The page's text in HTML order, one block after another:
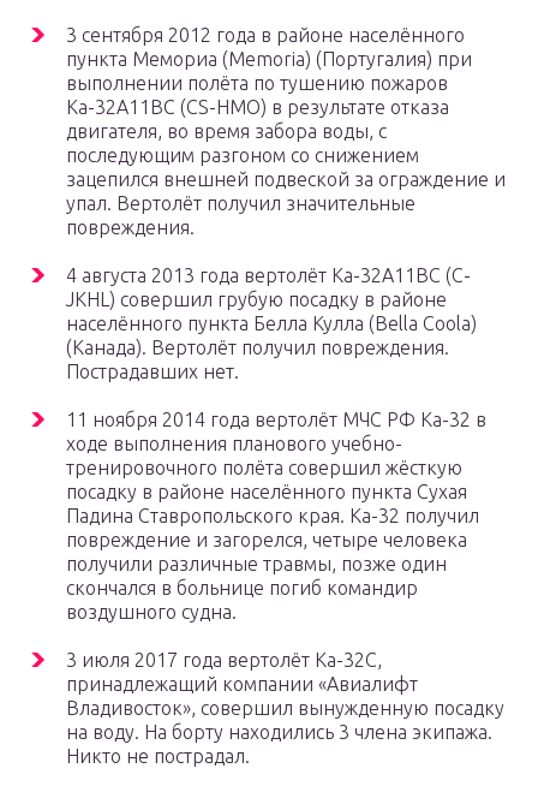
3 сентября 2012 года в районе населённого
пункта Мемориа (Memoria) (Португалия) при
выполнении полёта по тушению пожаров
Ка-32А11ВС (CS-HMO) в результате отказа
двигателя, во время забора воды, с
последующим разгоном со снижением
зацепился внешней подвеской за ограждение и
упал. Вертолёт получил значительные
повреждения.
4 августа 2013 года вертолёт Ка-32А11BC (C-
JKHL) совершил грубую посадку в районе
населённого пункта Белла Кулла (Bella Coola)
(Канада). Вертолёт получил повреждения.
Пострадавших нет.
11 ноября 2014 года вертолёт МЧС РФ Ка-32 в
ходе выполнения планового учебно-
тренировочного полёта совершил жёсткую
посадку в районе населённого пункта Сухая
Падина Ставропольского края. Ка-32 получил
повреждение и загорелся, четыре человека
получили различные травмы, позже один
скончался в больнице погиб командир
воздушного судна.
3 июля 2017 года вертолёт Ка-32С,
принадлежащий компании «Авиалифт
Владивосток», совершил вынужденную посадку
на воду. На борту находились 3 члена экипажа.
Никто не пострадал.